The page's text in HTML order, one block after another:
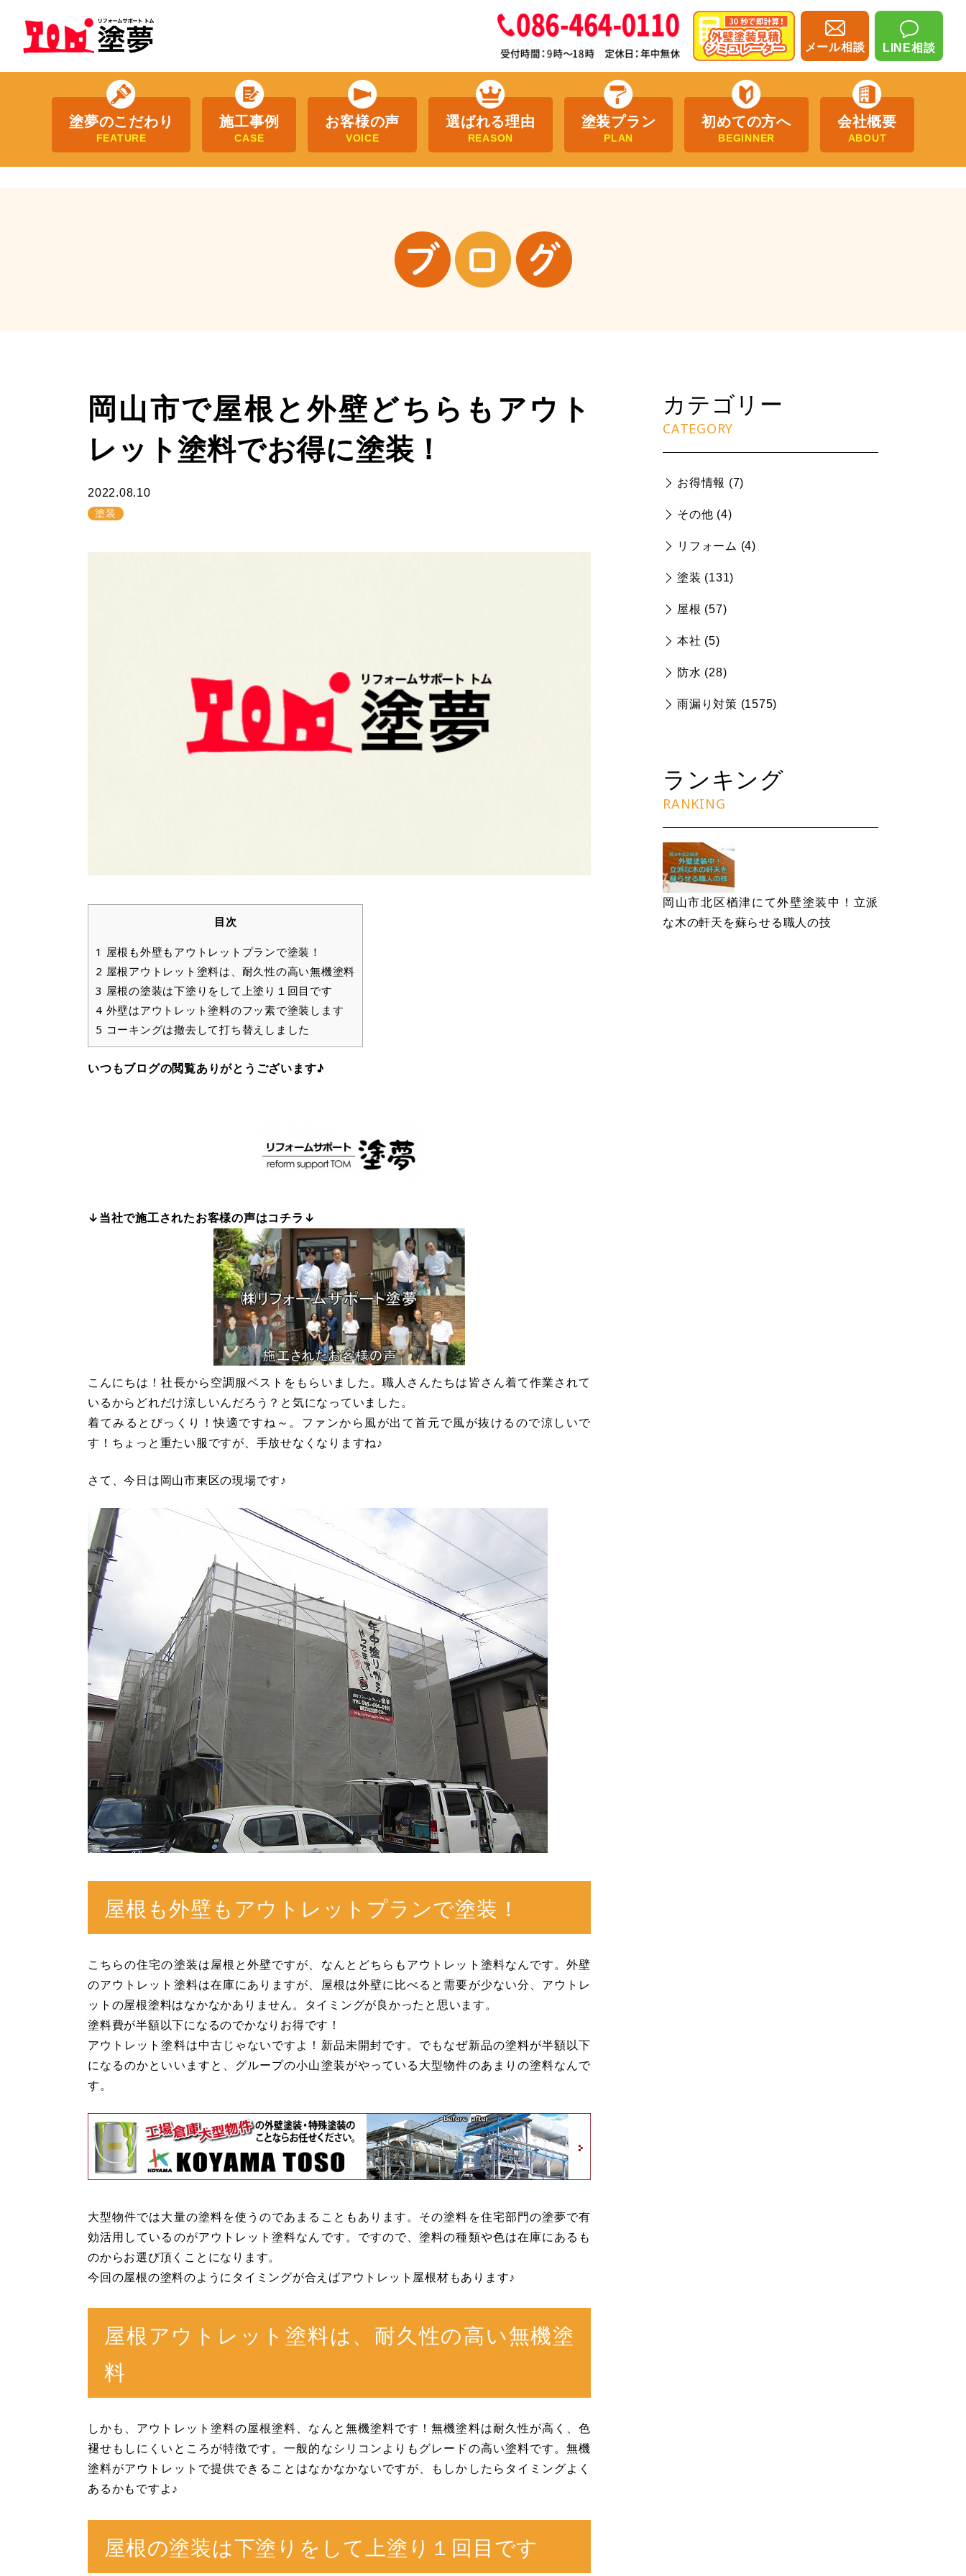
メール相談 LINE相談
塗夢のこだわり
FEATURE
施工事例
CASE
お客様の声
VOICE
選ばれる理由
REASON
塗装プラン
PLAN
初めての方へ
BEGINNER
会社概要
ABOUT
岡山市で屋根と外壁どちらもアウト
レット塗料でお得に塗装！
2022.08.10
塗装
目次
1 屋根も外壁もアウトレットプランで塗装！
2 屋根アウトレット塗料は、耐久性の高い無機塗料
3 屋根の塗装は下塗りをして上塗り１回目です
4 外壁はアウトレット塗料のフッ素で塗装します
5 コーキングは撤去して打ち替えしました
いつもブログの閲覧ありがとうございます♪
↓当社で施工されたお客様の声はコチラ↓
こんにちは！社長から空調服ベストをもらいました。職人さんたちは皆さん着て作業されて
いるからどれだけ涼しいんだろう？と気になっていました。
着てみるとびっくり！快適ですね～。ファンから風が出て首元で風が抜けるので涼しいで
す！ちょっと重たい服ですが、手放せなくなりますね♪
さて、今日は岡山市東区の現場です♪
屋根も外壁もアウトレットプランで塗装！
こちらの住宅の塗装は屋根と外壁ですが、なんとどちらもアウトレット塗料なんです。外壁
のアウトレット塗料は在庫にありますが、屋根は外壁に比べると需要が少ない分、アウトレ
ットの屋根塗料はなかなかありません。タイミングが良かったと思います。
塗料費が半額以下になるのでかなりお得です！
アウトレット塗料は中古じゃないですよ！新品未開封です。でもなぜ新品の塗料が半額以下
になるのかといいますと、グループの小山塗装がやっている大型物件のあまりの塗料なんで
す。
大型物件では大量の塗料を使うのであまることもあります。その塗料を住宅部門の塗夢で有
効活用しているのがアウトレット塗料なんです。ですので、塗料の種類や色は在庫にあるも
のからお選び頂くことになります。
今回の屋根の塗料のようにタイミングが合えばアウトレット屋根材もあります♪
屋根アウトレット塗料は、耐久性の高い無機塗
料
しかも、アウトレット塗料の屋根塗料、なんと無機塗料です！無機塗料は耐久性が高く、色
褪せもしにくいところが特徴です。一般的なシリコンよりもグレードの高い塗料です。無機
塗料がアウトレットで提供できることはなかなかないですが、もしかしたらタイミングよく
あるかもですよ♪
屋根の塗装は下塗りをして上塗り１回目です
カテゴリー
CATEGORY
お得情報 (7)
その他 (4)
リフォーム (4)
塗装 (131)
屋根 (57)
本社 (5)
防水 (28)
雨漏り対策 (1575)
ランキング
RANKING
岡山市北区楢津にて外壁塗装中！立派
な木の軒天を蘇らせる職人の技